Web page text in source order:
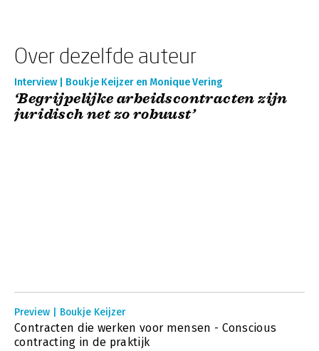
Over dezelfde auteur
Interview | Boukje Keijzer en Monique Vering
‘Begrijpelijke arbeidscontracten zijn
juridisch net zo robuust’
Preview | Boukje Keijzer
Contracten die werken voor mensen - Conscious
contracting in de praktijk